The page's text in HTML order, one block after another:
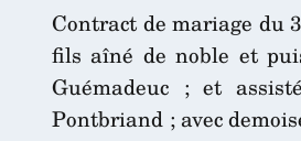
Contract de mariage du
fils aîné de noble et
Guémadeuc ; et
Pontbriand ; avec